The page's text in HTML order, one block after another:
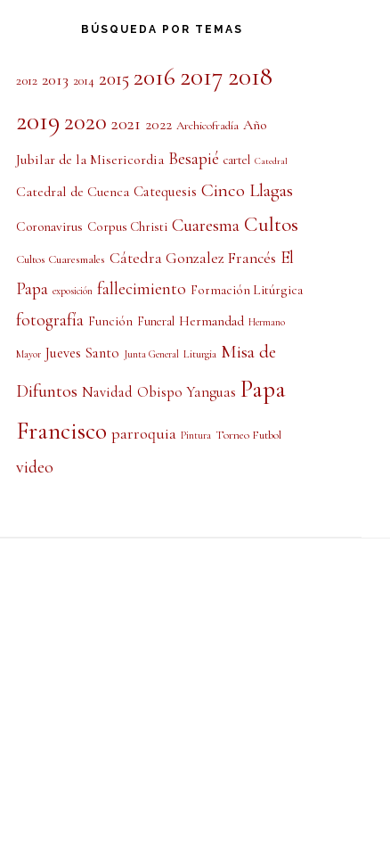
BÚSQUEDA POR TEMAS
2012 2013 2014 20152016 2017 2018
2019 2020 2021 2022 Archicofradía Año
Jubilar de la Misericordia Besapié cartel Catedral
Catedral de Cuenca Catequesis Cinco Llagas
Coronavirus Corpus Christi Cuaresma Cultos
Cultos Cuaresmales Cátedra Gonzalez Francés El
Papa exposición fallecimiento Formación Litúrgica
fotografía Función Funeral Hermandad Hermano
Mayor Jueves Santo Junta General Liturgia Misa de
Difuntos Navidad Obispo Yanguas Papa
Francisco parroquia Pintura Torneo Futbol
video